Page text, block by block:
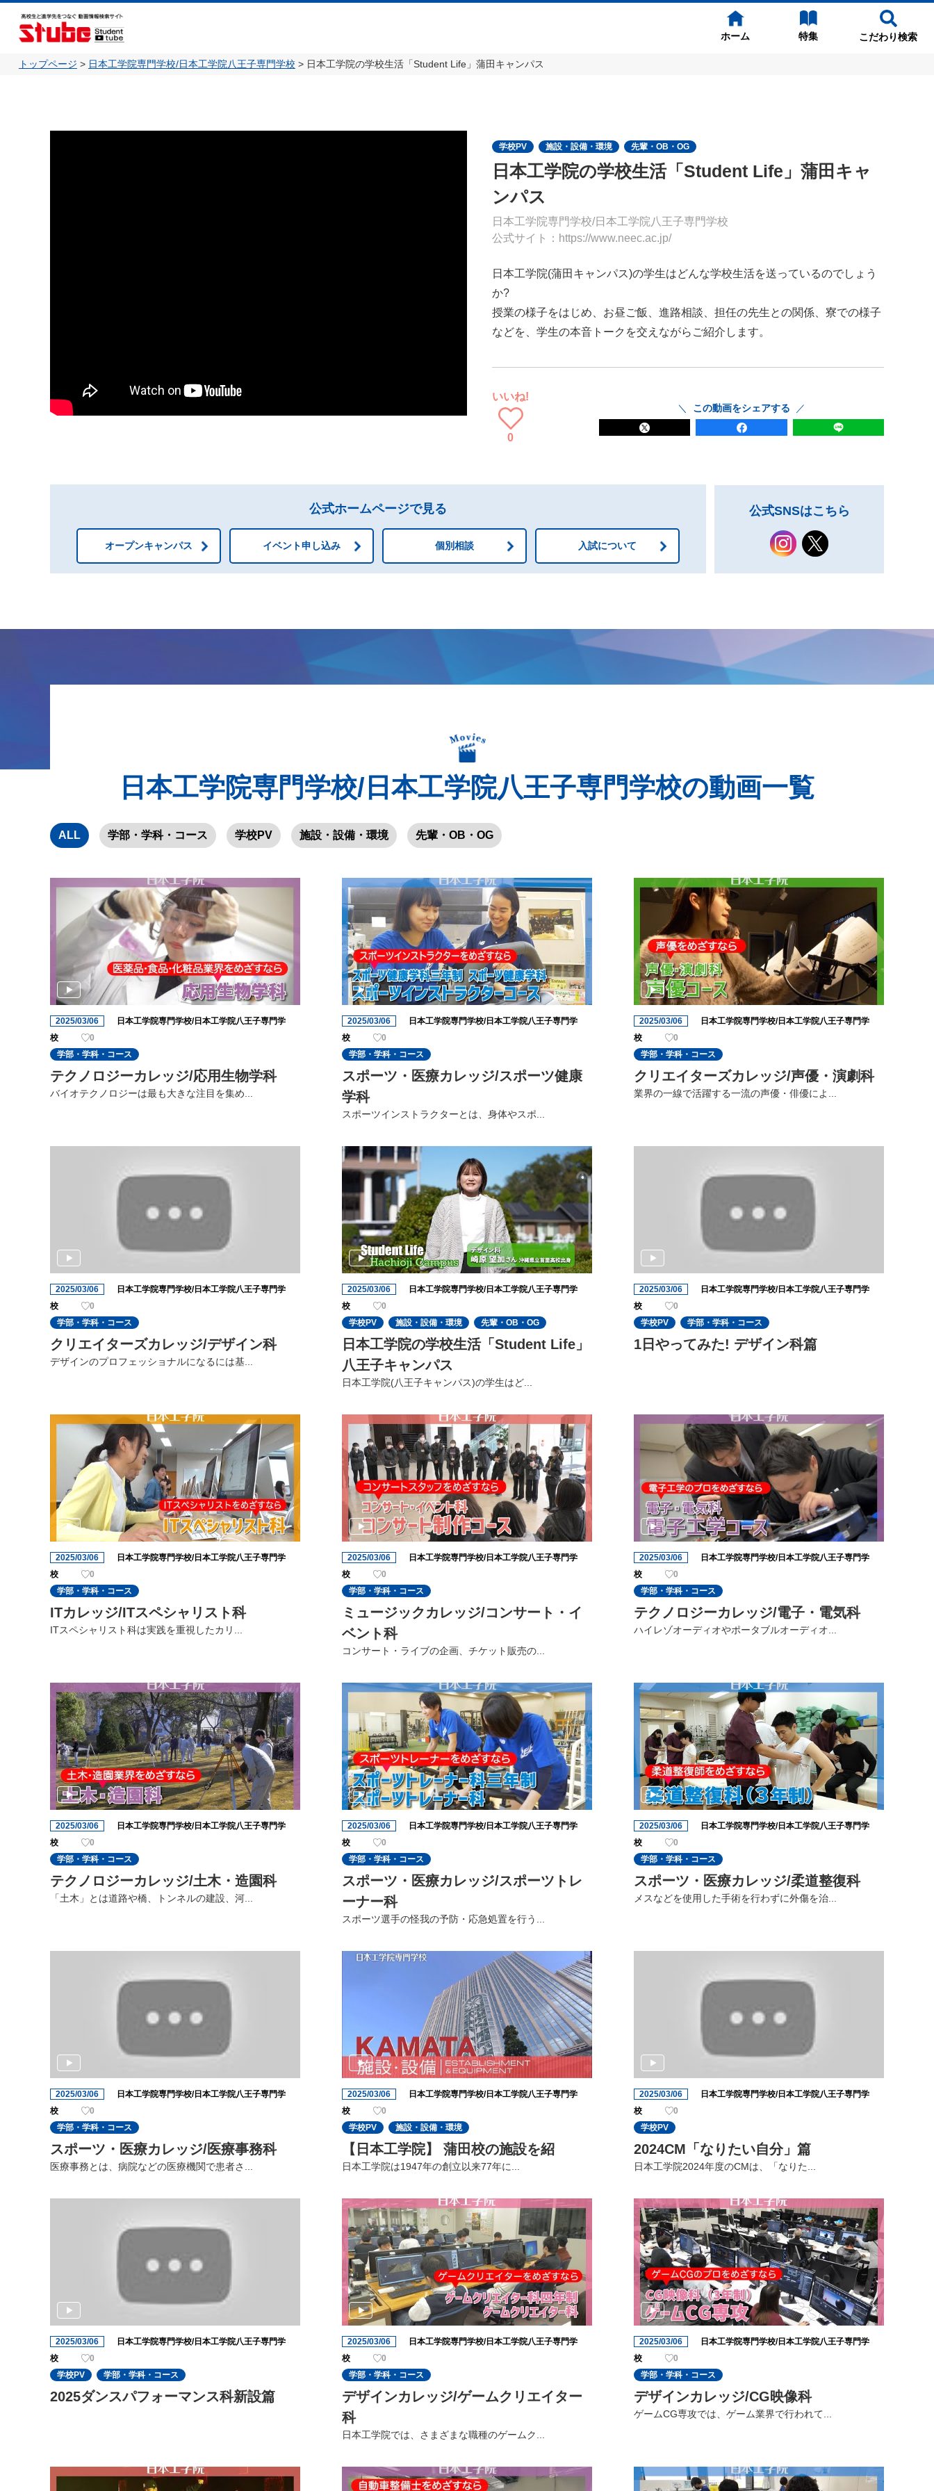
ホーム 特集 こだわり検索
トップページ > 日本工学院専門学校/日本工学院八王子専門学校 > 日本工学院の学校生活「Student Life」蒲田キャンパス
学校PV 施設・設備・環境 先輩・OB・OG
日本工学院の学校生活「Student Life」蒲田キャ
ンパス
日本工学院専門学校/日本工学院八王子専門学校
公式サイト：https://www.neec.ac.jp/
日本工学院(蒲田キャンパス)の学生はどんな学校生活を送っているのでしょう
か?
授業の様子をはじめ、お昼ご飯、進路相談、担任の先生との関係、寮での様子
などを、学生の本音トークを交えながらご紹介します。
いいね!
0
この動画をシェアする
公式ホームページで見る
オープンキャンパス イベント申し込み 個別相談 入試について
公式SNSはこちら
日本工学院専門学校/日本工学院八王子専門学校の動画一覧
ALL 学部・学科・コース 学校PV 施設・設備・環境 先輩・OB・OG
2025/03/06
日本工学院専門学校/日本工学院八王子専門学
校
0
学部・学科・コース
テクノロジーカレッジ/応用生物学科
バイオテクノロジーは最も大きな注目を集め...
2025/03/06
日本工学院専門学校/日本工学院八王子専門学
校
0
学部・学科・コース
スポーツ・医療カレッジ/スポーツ健康
学科
スポーツインストラクターとは、身体やスポ...
2025/03/06
日本工学院専門学校/日本工学院八王子専門学
校
0
学部・学科・コース
クリエイターズカレッジ/声優・演劇科
業界の一線で活躍する一流の声優・俳優によ...
2025/03/06
日本工学院専門学校/日本工学院八王子専門学
校
0
学部・学科・コース
クリエイターズカレッジ/デザイン科
デザインのプロフェッショナルになるには基...
2025/03/06
日本工学院専門学校/日本工学院八王子専門学
校
0
学校PV
施設・設備・環境 先輩・OB・OG
日本工学院の学校生活「Student Life」
八王子キャンパス
日本工学院(八王子キャンパス)の学生はど...
2025/03/06
日本工学院専門学校/日本工学院八王子専門学
校
0
学校PV
学部・学科・コース
1日やってみた! デザイン科篇
2025/03/06
日本工学院専門学校/日本工学院八王子専門学
校
0
学部・学科・コース
ITカレッジ/ITスペシャリスト科
ITスペシャリスト科は実践を重視したカリ...
2025/03/06
日本工学院専門学校/日本工学院八王子専門学
校
0
学部・学科・コース
ミュージックカレッジ/コンサート・イ
ベント科
コンサート・ライブの企画、チケット販売の...
2025/03/06
日本工学院専門学校/日本工学院八王子専門学
校
0
学部・学科・コース
テクノロジーカレッジ/電子・電気科
ハイレゾオーディオやポータブルオーディオ...
2025/03/06
日本工学院専門学校/日本工学院八王子専門学
校
0
学部・学科・コース
テクノロジーカレッジ/土木・造園科
「土木」とは道路や橋、トンネルの建設、河...
2025/03/06
日本工学院専門学校/日本工学院八王子専門学
校
0
学部・学科・コース
スポーツ・医療カレッジ/スポーツトレ
ーナー科
スポーツ選手の怪我の予防・応急処置を行う...
2025/03/06
日本工学院専門学校/日本工学院八王子専門学
校
0
学部・学科・コース
スポーツ・医療カレッジ/柔道整復科
メスなどを使用した手術を行わずに外傷を治...
2025/03/06
日本工学院専門学校/日本工学院八王子専門学
校
0
学部・学科・コース
スポーツ・医療カレッジ/医療事務科
医療事務とは、病院などの医療機関で患者さ...
2025/03/06
日本工学院専門学校/日本工学院八王子専門学
校
0
学校PV
施設・設備・環境
【日本工学院】 蒲田校の施設を紹
日本工学院は1947年の創立以来77年に...
2025/03/06
日本工学院専門学校/日本工学院八王子専門学
校
0
学校PV
2024CM「なりたい自分」篇
日本工学院2024年度のCMは、「なりた...
2025/03/06
日本工学院専門学校/日本工学院八王子専門学
校
0
学校PV
学部・学科・コース
2025ダンスパフォーマンス科新設篇
2025/03/06
日本工学院専門学校/日本工学院八王子専門学
校
0
学部・学科・コース
デザインカレッジ/ゲームクリエイター
科
日本工学院では、さまざまな職種のゲームク...
2025/03/06
日本工学院専門学校/日本工学院八王子専門学
校
0
学部・学科・コース
デザインカレッジ/CG映像科
ゲームCG専攻では、ゲーム業界で行われて...